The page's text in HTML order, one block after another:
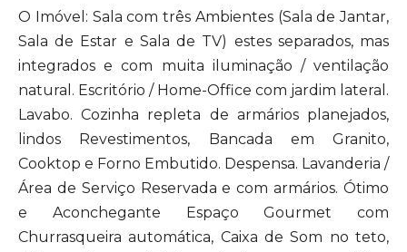
O Imóvel: Sala com três Ambientes (Sala de Jantar,
Sala de Estar e Sala de TV) estes separados, mas
integrados e com muita iluminação / ventilação
natural. Escritório / Home-Office com jardim lateral.
Lavabo. Cozinha repleta de armários planejados,
lindos Revestimentos, Bancada em Granito,
Cooktop e Forno Embutido. Despensa. Lavanderia /
Área de Serviço Reservada e com armários. Ótimo
e Aconchegante Espaço Gourmet com
Churrasqueira automática, Caixa de Som no teto,